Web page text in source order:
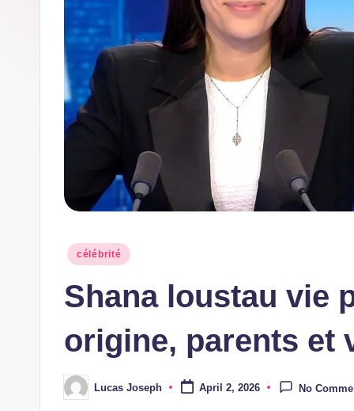
Posted
célébrité
Shana loustau vie
origine, parents et
Posted
by
Lucas Joseph April 2, 2026 No